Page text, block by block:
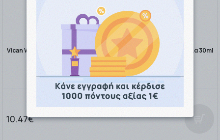
Vican Wise Men Beard Jelly Oil Fresh Ενυδατικό Λάδι για τα Γένια 30ml
10.47€